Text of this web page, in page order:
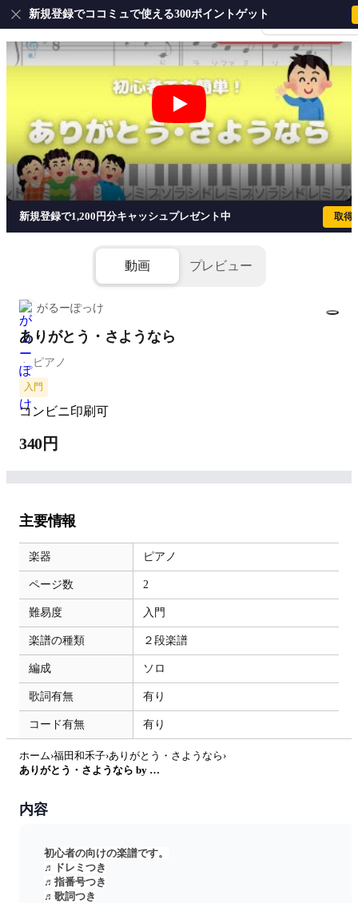
会員登録・ログイ
新規登録でココミュで使える300ポイントゲット
ありがとう・さようなら
新規登録で1,200円分キャッシュプレゼント中 取得
動画 プレビュー
がるーぽっけ
ありがとう・さようなら
ピアノ
入門
コンビニ印刷可
340円
主要情報
楽器 ピアノ
ページ数 2
難易度 入門
楽譜の種類 ２段楽譜
編成 ソロ
歌詞有無 有り
コード有無 有り
ホーム›福田和禾子›ありがとう・さようなら ›
ありがとう・さようなら by がるーのぽっけ
内容
初心者の向けの楽譜です。
♬ドレミつき
♬指番号つき
♬歌詞つき